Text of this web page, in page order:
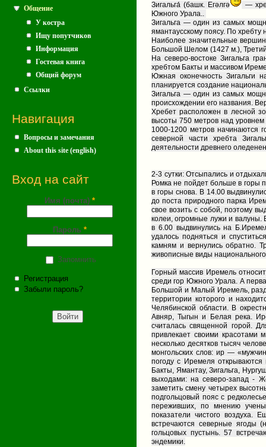
Общение
У костра
Ищу попутчиков
Информация
Гостевая книга
Общий форум
Ссылки
Навигация
Вопросы и замечания
About this site (english)
Вход на сайт
Имя (почта) *
Пароль *
Запомнить
Регистрация
Забыли пароль?
Зигальга́ (башк. Егәлгә
—
Южного Урала..
Зигальга — один из самых
ямантаусскому поясу. По хребту
Наиболее значительные
Большой Шелом (1427 м.),
На северо-востоке Зигальга
хребтом Бакты и массивом
Южная оконечность Зигальги
планируется создание
Зигальга — один из самых
происхождении его названия.
Хребет расположен в лесной
высоты 750 метров над
1000-1200 метров начинаются
северной части хребта
деятельности древнего
2-3 cутки: Отсыпались и
Ромка не пойдет больше в горы
в горы снова. В 14.00
до поста природного парка
свое возить с собой, поэтому
колеи, огромные лужи и валуны.
в 6.00 выдвинулись на
удалось подняться и
камням и вернулись обратно.
живописные виды
Горный массив Иремель
среди гор Южного Урала. А
Большой и Малый Иремель,
территории которого и
Челябинской области. В
Авняр, Тыгын и Белая река.
считалась священной горой.
привлекает своими красотами
несколько десятков тысяч
монгольских слов: ир —
погоду с Иремеля
Бакты, Ямантау, Зигальга,
выходами: на северо-запад -
заметить смену четырех
подгольцовый пояс с
переживших, по мнению
показатели чистого воздуха.
встречаются северные ягоды
гольцовых пустынь. 57
эндемики.